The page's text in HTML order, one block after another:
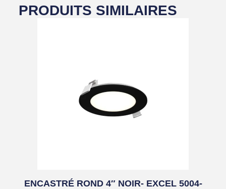
PRODUITS SIMILAIRES
ENCASTRÉ ROND 4″ NOIR- EXCEL 5004-